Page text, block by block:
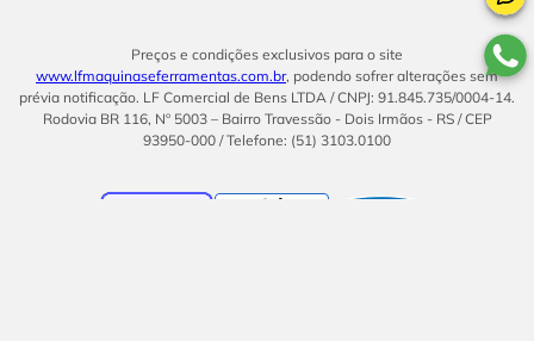
Preços e condições exclusivos para o site
www.lfmaquinaseferramentas.com.br, podendo sofrer alterações sem
prévia notificação. LF Comercial de Bens LTDA / CNPJ: 91.845.735/0004-14.
Rodovia BR 116, Nº 5003 – Bairro Travessão - Dois Irmãos - RS / CEP
93950-000 / Telefone: (51) 3103.0100